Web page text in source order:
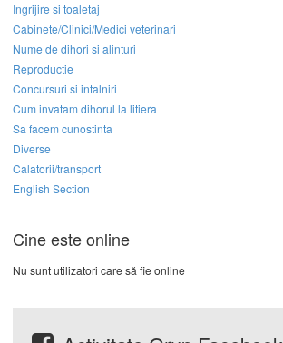
Ingrijire si toaletaj
Cabinete/Clinici/Medici veterinari
Nume de dihori si alinturi
Reproductie
Concursuri si intalniri
Cum invatam dihorul la litiera
Sa facem cunostinta
Diverse
Calatorii/transport
English Section
Cine este online
Nu sunt utilizatori care să fie online